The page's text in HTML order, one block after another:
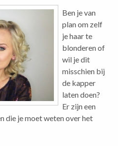
Ben je van
plan om zelf
je haar te
blonderen of
wil je dit
misschien bij
de kapper
laten doen?
Er zijn een
die je moet weten over het